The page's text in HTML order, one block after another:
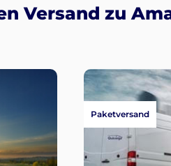
Versand zu
Paketversand